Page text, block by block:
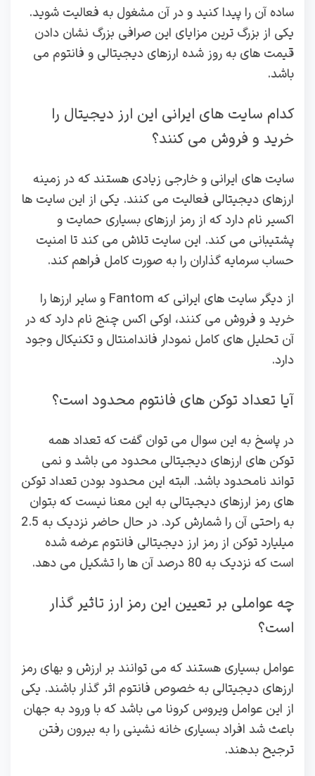
ساده آن را پیدا کنید و در آن مشغول به فعالیت شوید.
یکی از بزرگ ترین مزایای این صرافی بزرگ نشان دادن
قیمت های به روز شده ارزهای دیجیتالی و فانتوم می
باشد.
کدام سایت های ایرانی این ارز دیجیتال را
خرید و فروش می کنند؟
سایت های ایرانی و خارجی زیادی هستند که در زمینه
ارزهای دیجیتالی فعالیت می کنند. یکی از این سایت ها
اکسیر نام دارد که از رمز ارزهای بسیاری حمایت و
پشتیبانی می کند. این سایت تلاش می کند تا امنیت
حساب سرمایه گذاران را به صورت کامل فراهم کند.
از دیگر سایت های ایرانی که Fantom و سایر ارزها را
خرید و فروش می کنند، اوکی اکس چنج نام دارد که در
آن تحلیل های کامل نمودار فاندامنتال و تکنیکال وجود
دارد.
آیا تعداد توکن های فانتوم محدود است؟
در پاسخ به این سوال می توان گفت که تعداد همه
توکن های ارزهای دیجیتالی محدود می باشد و نمی
تواند نامحدود باشد. البته این محدود بودن تعداد توکن
های رمز ارزهای دیجیتالی به این معنا نیست که بتوان
به راحتی آن را شمارش کرد. در حال حاضر نزدیک به 2.5
میلیارد توکن از رمز ارز دیجیتالی فانتوم عرضه شده
است که نزدیک به 80 درصد آن ها را تشکیل می دهد.
چه عواملی بر تعیین این رمز ارز تاثیر گذار
است؟
عوامل بسیاری هستند که می توانند بر ارزش و بهای رمز
ارزهای دیجیتالی به خصوص فانتوم اثر گذار باشند. یکی
از این عوامل ویروس کرونا می باشد که با ورود به جهان
باعث شد افراد بسیاری خانه نشینی را به بیرون رفتن
ترجیح بدهند.